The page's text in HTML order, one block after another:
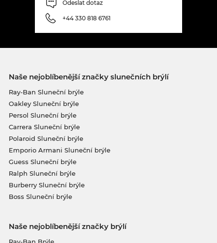
Odeslat dotaz
+44 330 818 6761
Naše nejoblíbenější značky slunečních brýlí
Ray-Ban Sluneční brýle
Oakley Sluneční brýle
Persol Sluneční brýle
Carrera Sluneční brýle
Polaroid Sluneční brýle
Emporio Armani Sluneční brýle
Guess Sluneční brýle
Ralph Sluneční brýle
Burberry Sluneční brýle
Boss Sluneční brýle
Naše nejoblíbenější značky brýlí